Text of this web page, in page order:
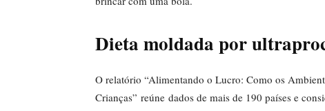
Dieta moldada por
O relatório “Alimentando o Lucro: Como os
Crianças” reúne dados de mais de 190 países e